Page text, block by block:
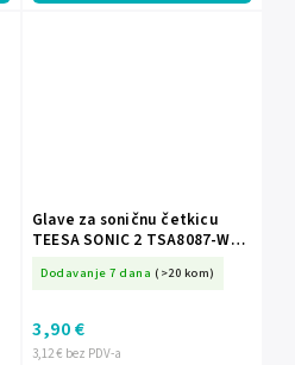
Glave za soničnu četkicu
TEESA SONIC 2 TSA8087-W
Dodavanje 7 dana (>20 kom)
3,12 € bez PDV-a
3,90 €